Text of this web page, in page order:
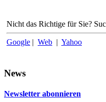
Nicht das Richtige für Sie?
Google | Web | Yahoo
News
Newsletter abonnieren